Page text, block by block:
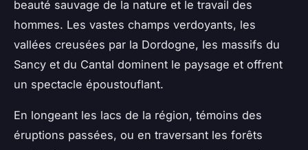
beauté sauvage de la nature et le travail des
hommes. Les vastes champs verdoyants, les
vallées creusées par la Dordogne, les massifs du
Sancy et du Cantal dominent le paysage et offrent
un spectacle époustouflant.
En longeant les lacs de la région, témoins des
éruptions passées, ou en traversant les forêts